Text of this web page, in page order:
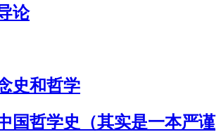
论
史和哲学
国哲学史（其实是一本严谨